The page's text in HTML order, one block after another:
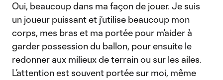
Oui, beaucoup dans ma façon de jouer. Je suis
un joueur puissant et j’utilise beaucoup mon
corps, mes bras et ma portée pour m’aider à
garder possession du ballon, pour ensuite le
redonner aux milieux de terrain ou sur les ailes.
L’attention est souvent portée sur moi, même